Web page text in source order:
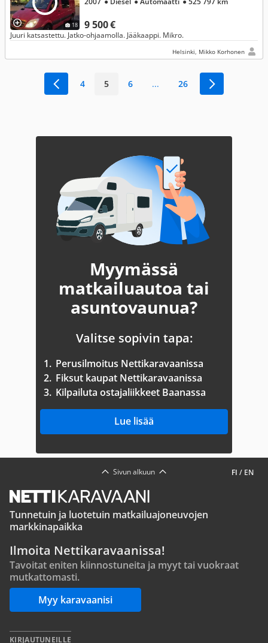
18 9 500 €
Juuri katsastettu. Jatko-ohjaamolla. Jääkaappi. Mikro.
Helsinki, Mikko Korhonen
4 5 6 ... 26
Myymässä
matkailuautoa tai
asuntovaunua?
Valitse sopivin tapa:
1. Perusilmoitus Nettikaravaanissa
2. Fiksut kaupat Nettikaravaanissa
3. Kilpailuta ostajaliikkeet Baanassa
Lue lisää
FI / EN
Sivun alkuun
Tunnetuin ja luotetuin matkailuajoneuvojen
markkinapaikka
Ilmoita Nettikaravaanissa!
Tavoitat eniten kiinnostuneita ja myyt tai vuokraat
mutkattomasti.
Myy karavaanisi
KIRJAUTUNEILLE